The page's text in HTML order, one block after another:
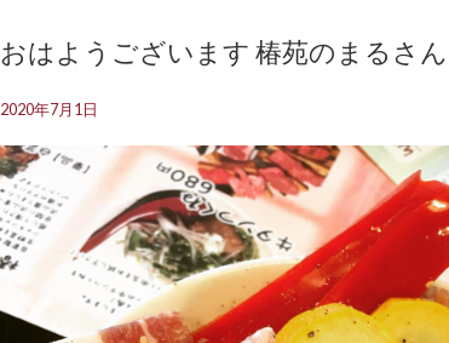
おはようございます️ 椿苑のまるさ
2020年7月1日